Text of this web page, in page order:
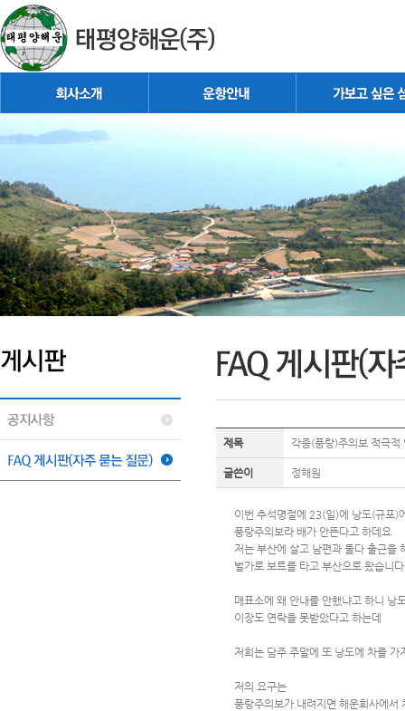
제목 각종(풍랑)주의보 적극적
글쓴이 정해원
이번 추석명절에 23(일)에 낭도(규포)
풍랑주의보라 배가 안뜬다고 하데요
저는 부산에 살고 남편과 둘다 출근을
벌가로 보트를 타고 부산으로 왔습니
매표소에 왜 안내를 안했냐고 하니 낭
이장도 연락을 못받았다고 하는데
저희는 담주 주말에 또 낭도에 차를
저의 요구는
풍랑주의보가 내려지면 해운회사에서